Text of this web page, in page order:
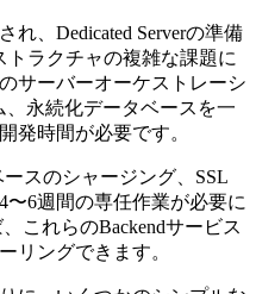
れ、Dedicated Serverの準備
トラクチャの複雑な課題に
サーバーオーケストレーシ
、永続化データベースを一
発時間が必要です。
スのシャージング、SSL
6週間の専任作業が必要に
これらのBackendサービス
リングできます。